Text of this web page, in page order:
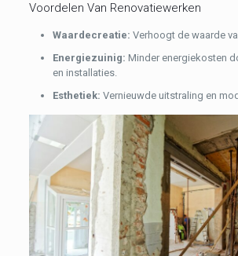
Voordelen Van Renovatiewerken
Waardecreatie: Verhoogt de waarde
Energiezuinig: Minder energiekosten
en installaties.
Esthetiek: Vernieuwde uitstraling en